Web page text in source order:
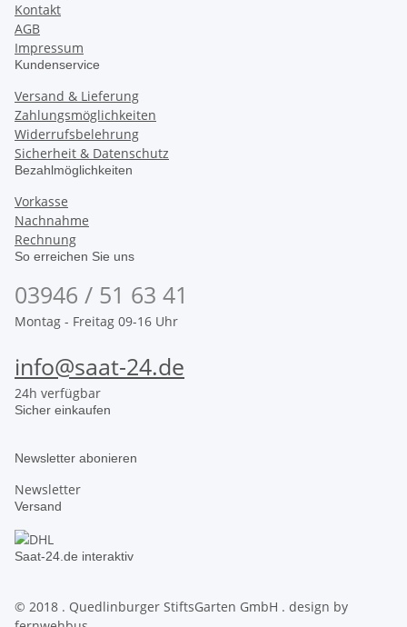
Kontakt
AGB
Impressum
Kundenservice
Versand & Lieferung
Zahlungsmöglichkeiten
Widerrufsbelehrung
Sicherheit & Datenschutz
Bezahlmöglichkeiten
Vorkasse
Nachnahme
Rechnung
So erreichen Sie uns
03946 / 51 63 41
Montag - Freitag 09-16 Uhr
info@saat-24.de
24h verfügbar
Sicher einkaufen
Newsletter abonieren
Newsletter
Versand
Saat-24.de interaktiv
© 2018 . Quedlinburger StiftsGarten GmbH . design by